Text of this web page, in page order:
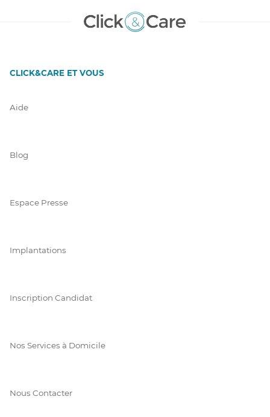
CLICK&CARE ET VOUS
Aide
Blog
Espace Presse
Implantations
Inscription Candidat
Nos Services à Domicile
Nous Contacter